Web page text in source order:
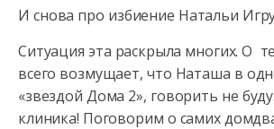
И снова про избиение Натальи
Ситуация эта раскрыла многих. О
всего возмущает, что Наташа в
«звездой Дома 2», говорить не
клиника! Поговорим о самих